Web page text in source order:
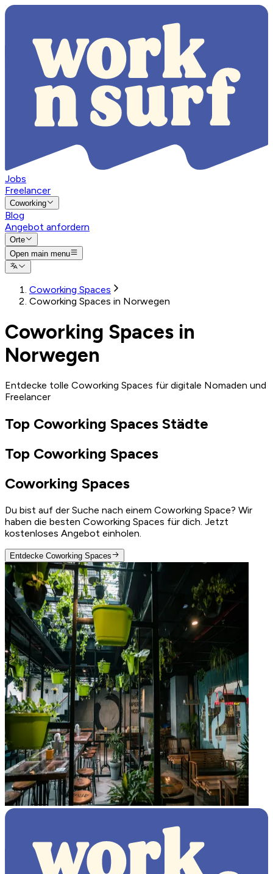
Jobs
Freelancer
Coworking
Blog
Angebot anfordern
Orte
Open main menu
Coworking Spaces
Coworking Spaces in Norwegen
Coworking Spaces in
Norwegen
Entdecke tolle Coworking Spaces für digitale Nomaden und
Freelancer
Top Coworking Spaces Städte
Top Coworking Spaces
Coworking Spaces
Du bist auf der Suche nach einem Coworking Space? Wir
haben die besten Coworking Spaces für dich. Jetzt
kostenloses Angebot einholen.
Entdecke Coworking Spaces